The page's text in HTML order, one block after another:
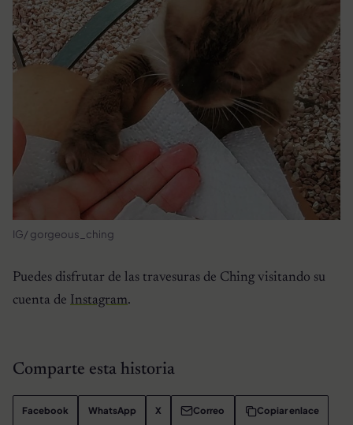
IG/ gorgeous_ching
Puedes disfrutar de las travesuras de Ching visitando su
cuenta de Instagram.
Comparte esta historia
Facebook WhatsApp X Correo Copiar enlace